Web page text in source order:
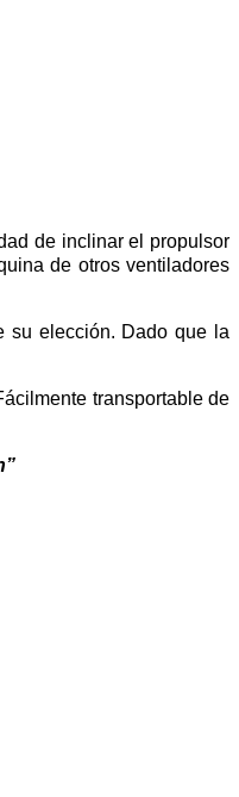
de inclinar el propulsor
de otros ventiladores
su elección. Dado que la
transportable de